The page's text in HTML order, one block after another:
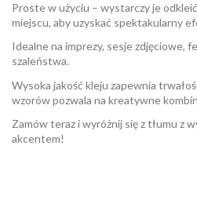
Proste w użyciu – wystarczy je
miejscu, aby uzyskać spektakularny
Idealne na imprezy, sesje zdjęciowe,
szaleństwa.
Wysoka jakość kleju zapewnia
wzorów pozwala na kreatywne
Zamów teraz i wyróżnij się z tłumu z
akcentem!